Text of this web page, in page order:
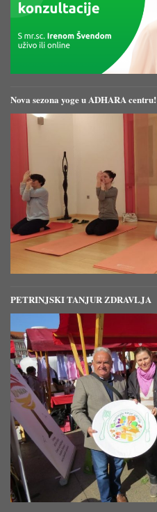
Nova sezona yoge u ADHARA centru!
PETRINJSKI TANJUR ZDRAVLJA